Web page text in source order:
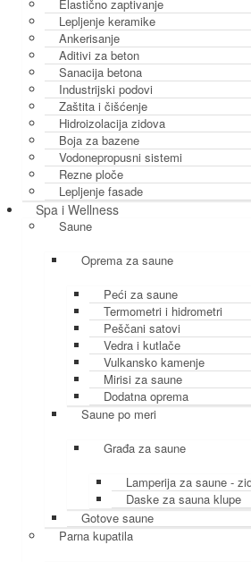
Elastično zaptivanje
Lepljenje keramike
Ankerisanje
Aditivi za beton
Sanacija betona
Industrijski podovi
Zaštita i čišćenje
Hidroizolacija zidova
Boja za bazene
Vodonepropusni sistemi
Rezne ploče
Lepljenje fasade
Spa i Wellness
Saune
Oprema za saune
Peći za saune
Termometri i hidrometri
Peščani satovi
Vedra i kutlače
Vulkansko kamenje
Mirisi za saune
Dodatna oprema
Saune po meri
Građa za saune
Lamperija za saune -
Daske za sauna klupe
Gotove saune
Parna kupatila